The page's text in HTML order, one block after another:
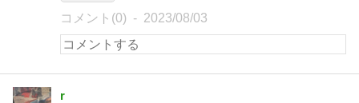
コメント(0) 2023/08/03
r